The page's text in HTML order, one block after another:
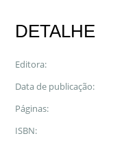
DETALHE
Editora:
Data de publicação:
Páginas:
ISBN: